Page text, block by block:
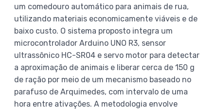
um comedouro automático para animais de rua,
utilizando materiais economicamente viáveis e de
baixo custo. O sistema proposto integra um
microcontrolador Arduino UNO R3, sensor
ultrassônico HC-SR04 e servo motor para detectar
a aproximação de animais e liberar cerca de 150 g
de ração por meio de um mecanismo baseado no
parafuso de Arquimedes, com intervalo de uma
hora entre ativações. A metodologia envolve